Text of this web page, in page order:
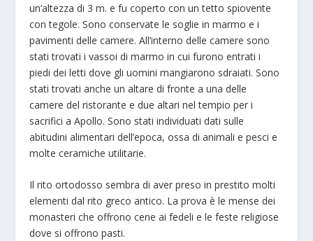
un’altezza di 3 m. e fu coperto con un tetto spiovente
con tegole. Sono conservate le soglie in marmo e i
pavimenti delle camere. All’interno delle camere sono
stati trovati i vassoi di marmo in cui furono entrati i
piedi dei letti dove gli uomini mangiarono sdraiati. Sono
stati trovati anche un altare di fronte a una delle
camere del ristorante e due altari nel tempio per i
sacrifici a Apollo. Sono stati individuati dati sulle
abitudini alimentari dell’epoca, ossa di animali e pesci e
molte ceramiche utilitarie.
Il rito ortodosso sembra di aver preso in prestito molti
elementi dal rito greco antico. La prova è le mense dei
monasteri che offrono cene ai fedeli e le feste religiose
dove si offrono pasti.